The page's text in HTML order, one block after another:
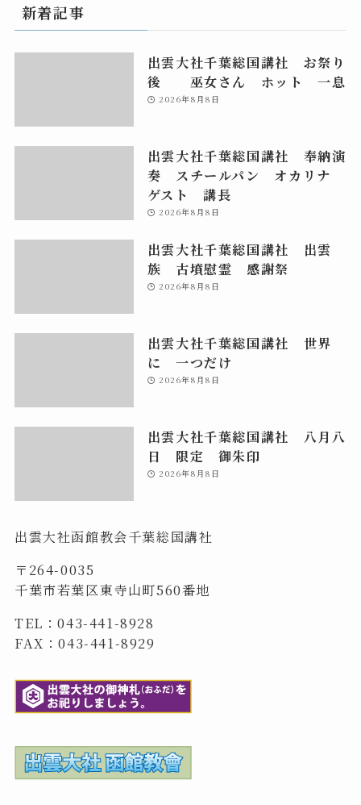
新着記事
出雲大社千葉総国講社 お祭り
後 巫女さん ホット 一息
2026年8月8日
出雲大社千葉総国講社 奉納演
奏 スチールパン オカリナ
ゲスト 講長
2026年8月8日
出雲大社千葉総国講社 出雲
族 古墳慰霊 感謝祭
2026年8月8日
出雲大社千葉総国講社 世界
に 一つだけ
2026年8月8日
出雲大社千葉総国講社 八月八
日 限定 御朱印
2026年8月8日
出雲大社函館教会千葉総国講社
〒264-0035
千葉市若葉区東寺山町560番地
TEL：043-441-8928
FAX：043-441-8929